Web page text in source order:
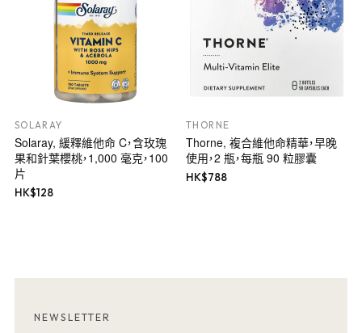
SOLARAY
Solaray, 緩釋維他命 C，含玫瑰
果和針葉櫻桃，1,000 毫克，100
片
HK$128
THORNE
Thorne, 複合維他命精華，早晚
使用，2 瓶，每瓶 90 粒膠囊
HK$788
NEWSLETTER